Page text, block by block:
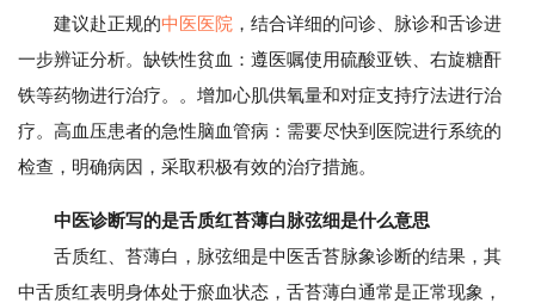
建议赴正规的中医医院 ，结合详细的问诊、脉诊和舌诊进
一步辨证分析。缺铁性贫血：遵医嘱使用硫酸亚铁、右旋糖酐
铁等药物进行治疗。。增加心肌供氧量和对症支持疗法进行治
疗。高血压患者的急性脑血管病：需要尽快到医院进行系统的
检查，明确病因，采取积极有效的治疗措施。
中医诊断写的是舌质红苔薄白脉弦细是什么意思
舌质红、苔薄白，脉弦细是中医舌苔脉象诊断的结果，其
中舌质红表明身体处于瘀血状态，舌苔薄白通常是正常现象，